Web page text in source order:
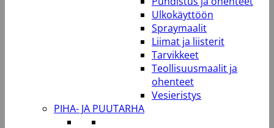
Ulkokäyttöön
Spraymaalit
Liimat ja liisterit
Tarvikkeet
Teollisuusmaalit ja
ohenteet
Vesieristys
PIHA- JA PUUTARHA